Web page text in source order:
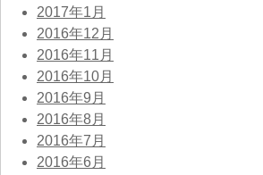
2017年1月
2016年12月
2016年11月
2016年10月
2016年9月
2016年8月
2016年7月
2016年6月